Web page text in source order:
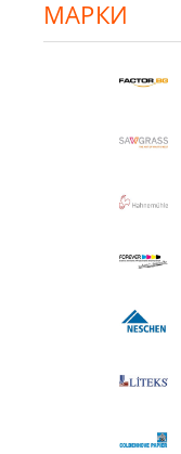
МАРКИ